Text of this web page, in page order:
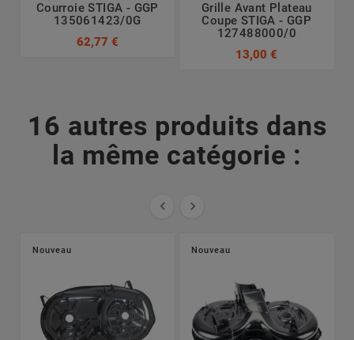
Courroie STIGA - GGP
135061423/0G
62,77 €
Grille Avant Plateau
Coupe STIGA - GGP
127488000/0
13,00 €
16 autres produits dans
la même catégorie :
 
Nouveau Nouveau